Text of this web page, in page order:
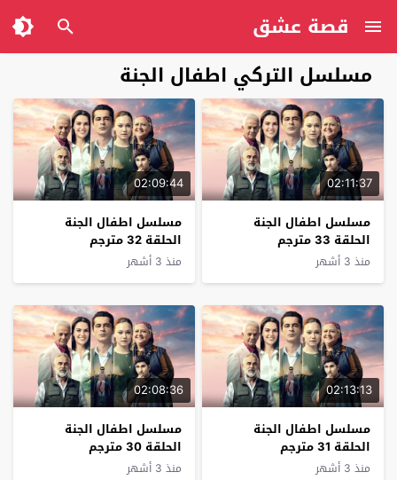
قصة عشق
مسلسل التركي اطفال الجنة
02:11:37
مسلسل اطفال الجنة
الحلقة 33 مترجم
منذ 3 أشهر
02:09:44
مسلسل اطفال الجنة
الحلقة 32 مترجم
منذ 3 أشهر
02:13:13
مسلسل اطفال الجنة
الحلقة 31 مترجم
منذ 3 أشهر
02:08:36
مسلسل اطفال الجنة
الحلقة 30 مترجم
منذ 3 أشهر